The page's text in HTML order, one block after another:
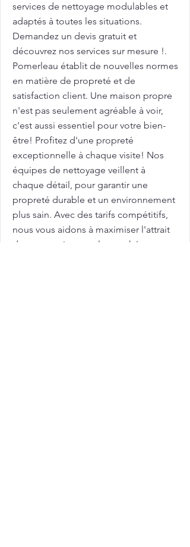
services de nettoyage modulables et
adaptés à toutes les situations.
Demandez un devis gratuit et
découvrez nos services sur mesure !.
Pomerleau établit de nouvelles normes
en matière de propreté et de
satisfaction client. Une maison propre
n'est pas seulement agréable à voir,
c'est aussi essentiel pour votre bien-
être! Profitez d'une propreté
exceptionnelle à chaque visite! Nos
équipes de nettoyage veillent à
chaque détail, pour garantir une
propreté durable et un environnement
plus sain. Avec des tarifs compétitifs,
nous vous aidons à maximiser l'attrait
de votre maison sur le marché